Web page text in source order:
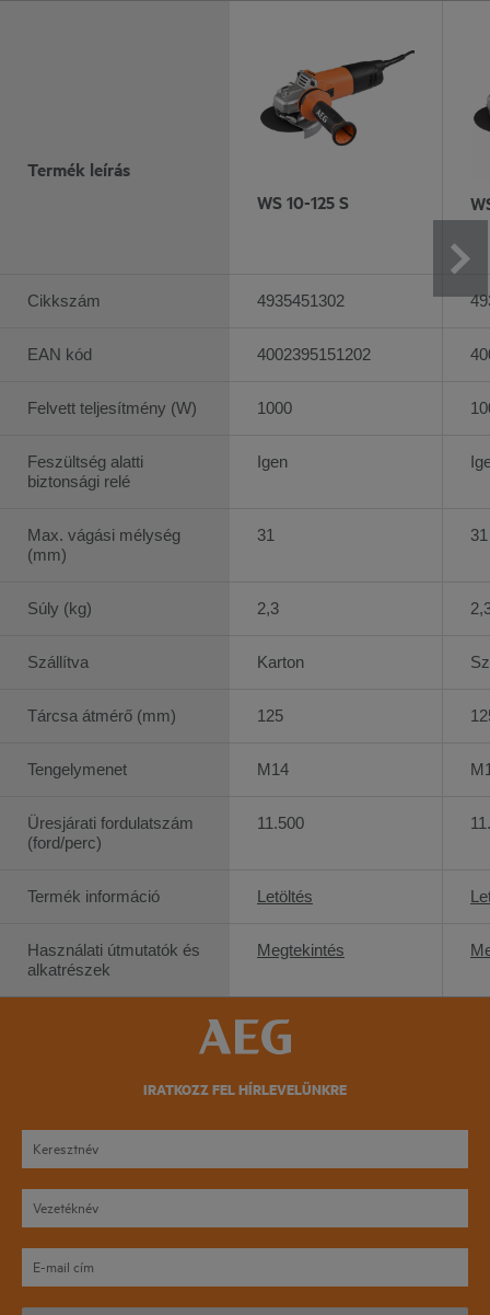
Termék leírás
Cikkszám
EAN kód
Felvett teljesítmény (W)
Feszültség alatti
biztonsági relé
Max. vágási mélység
(mm)
Súly (kg)
Szállítva
Tárcsa átmérő (mm)
Tengelymenet
Üresjárati fordulatszám
(ford/perc)
Termék információ
Használati útmutatók és
alkatrészek
WS 10-125 S
4935451302
4002395151202
1000
Igen
31
2,3
Karton
125
M14
11.500
Letöltés
Megtekintés
31
IRATKOZZ FEL HÍRLEVELÜNKRE